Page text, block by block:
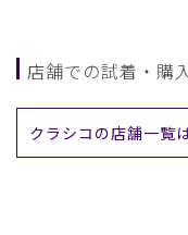
店舗での試着・購
クラシコの店舗一覧